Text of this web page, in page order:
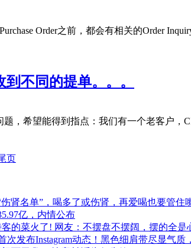
Order之前，都会有相关的Order
不同的提单。。。
，希望能得到指点：我们有一个老客户，
页
肾名单”，喝多了或伤肾，再爱喝也要管住
亿，内情公布
的菜火了! 网友：不摆盘不摆阔，摆的全是
次发布Instagram动态！黑色细肩带尽显气质